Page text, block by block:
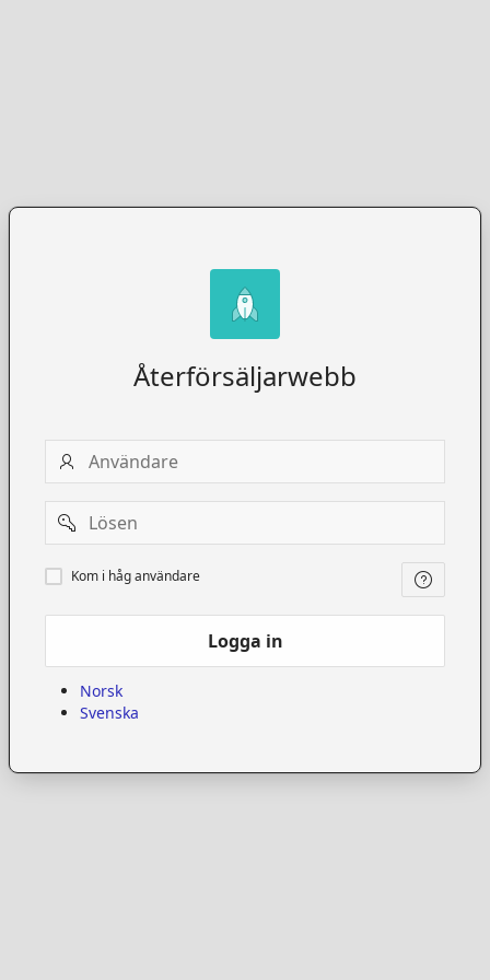
Återförsäljarwebb
Användare
Password
Kom
i
Kom i håg användare
Logga in
Norsk
Svenska